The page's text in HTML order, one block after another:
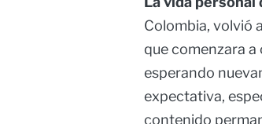
Colombia, volvió
que comenzara a
esperando
expectativa,
contenido